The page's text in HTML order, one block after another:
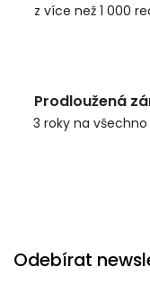
z více než 1 000
Prodloužená
3 roky na všechno
Odebírat